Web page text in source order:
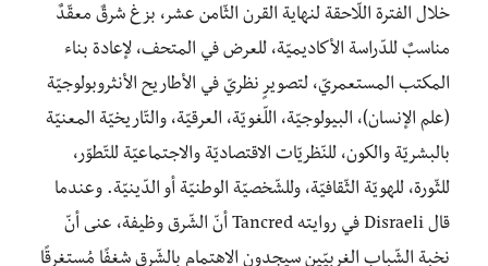
خلال الفترة اللّاحقة لنهاية القرن الثّامن عشر، بزغ شرقٌ معقّدٌ
مناسبٌ للدّراسة الأكاديميّة، للعرض في المتحف، لإعادة بناء
المكتب المستعمريّ، لتصويرٍ نظريّ في الأطاريح الأنثروبولوجيّة
(علم الإنسان)، البيولوجيّة، اللّغويّة، العرقيّة، والتّاريخيّة المعنيّة
بالبشريّة والكون، للنّظريّات الاقتصاديّة والاجتماعيّة للتّطوّر،
للثّورة، للهويّة الثّقافيّة، وللشّخصيّة الوطنيّة أو الدّينيّة. وعندما
قال Disraeli في روايته Tancred أنّ الشّرق وظيفة، عنى أنّ
نخبة الشّباب الغربيّين سيجدون الاهتمام بالشّرق شغفًا مُستغرِقًا